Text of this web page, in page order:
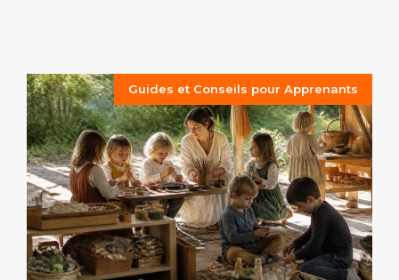
Guides et Conseils pour Apprenants